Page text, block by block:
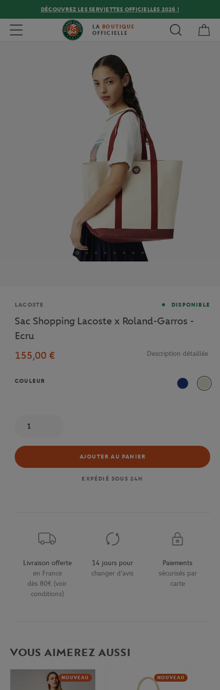
DÉCOUVREZ LES SERVIETTES OFFICIELLES 2026 !
Toggle navigation LA BOUTIQUE
OFFICIELLE
Marque
LACOSTE DISPONIBLE
Sac Shopping Lacoste x Roland-Garros -
Ecru
155,00 €
Description détaillée
COULEUR
Marine Ecru
AJOUTER AU PANIER
EXPÉDIÉ SOUS 24H
Livraison offerte
en France
dès 80€ (voir
conditions)
14 jours pour
changer d'avis
Paiements
sécurisés par
carte
VOUS AIMEREZ AUSSI
NOUVEAU NOUVEAU